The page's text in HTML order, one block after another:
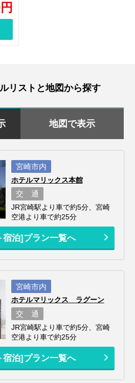
円
リストと地図から探す
地図で表示
宮崎市内
ホテルマリックス本館
交 通
JR宮崎駅より車で約5分、宮崎
空港より車で約25分
宿泊]プラン一覧へ
宮崎市内
ホテルマリックス ラグーン
交 通
JR宮崎駅より車で約5分、宮崎
空港より車で約25分
宿泊]プラン一覧へ